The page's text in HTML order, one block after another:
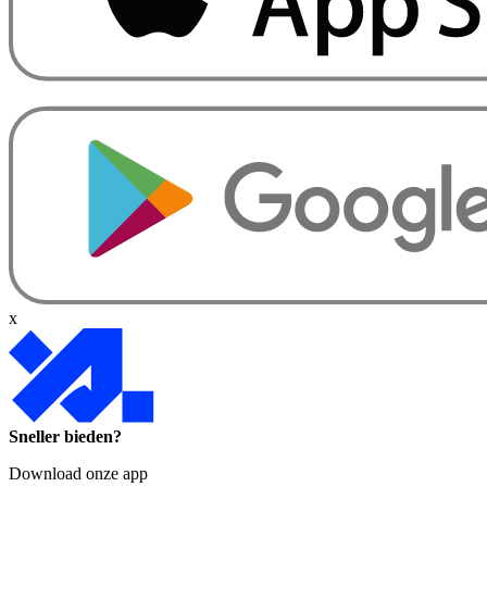
x
Sneller bieden?
Download onze app